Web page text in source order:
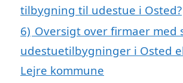
tilbygning til udestue i Osted?
6) Oversigt over firmaer med
udestuetilbygninger i Osted
Lejre kommune